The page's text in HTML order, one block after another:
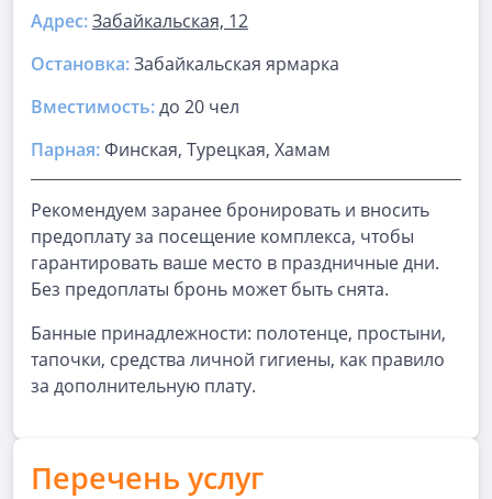
Адрес:Забайкальская, 12
Остановка:Забайкальская ярмарка
Вместимость:до 20 чел
Парная:Финская, Турецкая, Хамам
Рекомендуем заранее бронировать и вносить
предоплату за посещение комплекса, чтобы
гарантировать ваше место в праздничные дни.
Без предоплаты бронь может быть снята.
Банные принадлежности: полотенце, простыни,
тапочки, средства личной гигиены, как правило
за дополнительную плату.
Перечень услуг